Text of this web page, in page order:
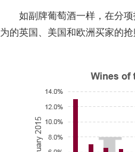
如副牌葡萄酒一样，在分
为的英国、美国和欧洲买家的抢